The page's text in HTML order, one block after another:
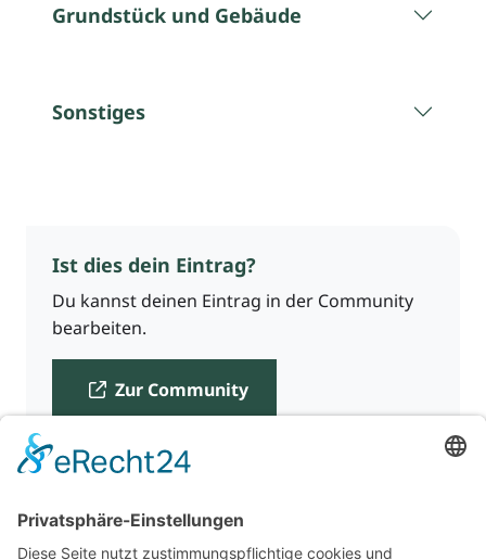
Grundstück und Gebäude
Sonstiges
Ist dies dein Eintrag?
Du kannst deinen Eintrag in der Community
bearbeiten.
Zur Community